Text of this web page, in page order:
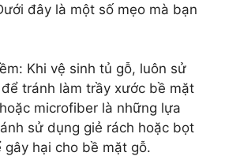
đây là một số mẹo mà bạn
Khi vệ sinh tủ gỗ, luôn sử
tránh làm trầy xước bề mặt
microfiber là những lựa
sử dụng giẻ rách hoặc bọt
hại cho bề mặt gỗ.